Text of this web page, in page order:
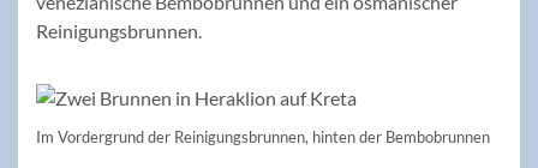
Reinigungsbrunnen.
Im Vordergrund der Reinigungsbrunnen, hinten der Bembobrunnen